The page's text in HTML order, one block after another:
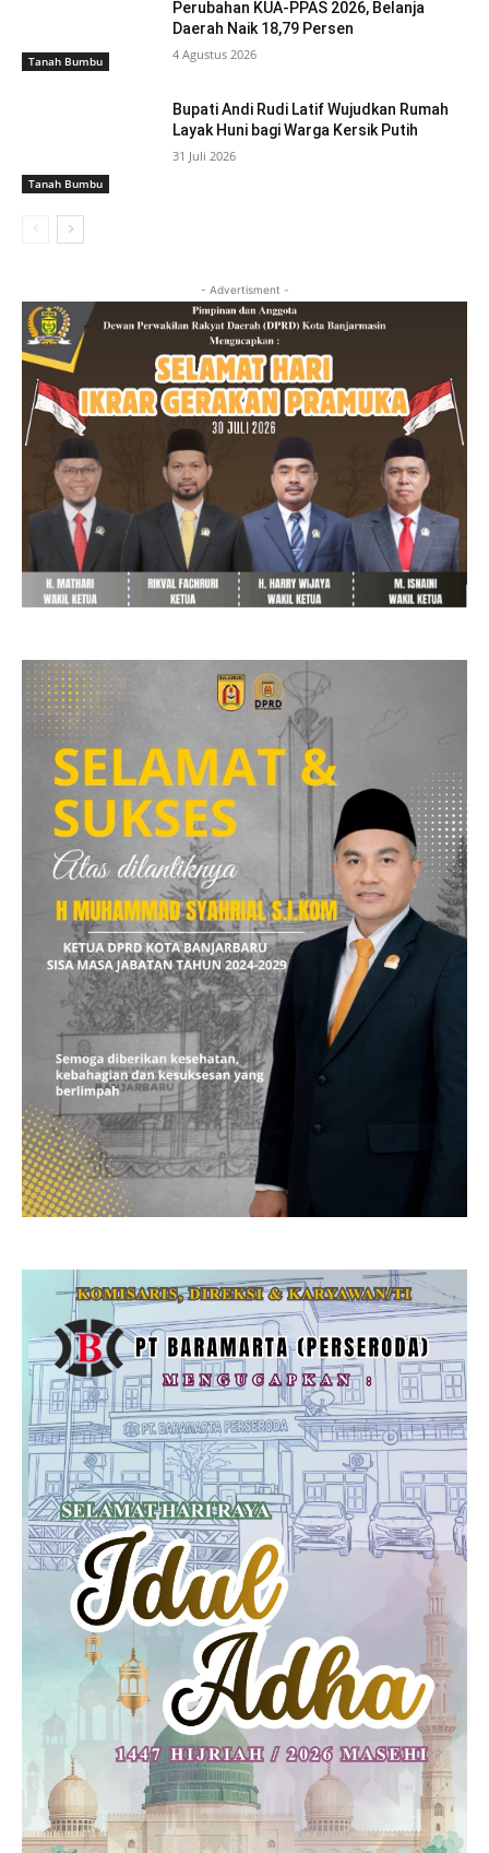
Tanah Bumbu
Perubahan KUA-PPAS 2026, Belanja
Daerah Naik 18,79 Persen
4 Agustus 2026
Tanah Bumbu
Bupati Andi Rudi Latif Wujudkan Rumah
Layak Huni bagi Warga Kersik Putih
31 Juli 2026
- Advertisment -